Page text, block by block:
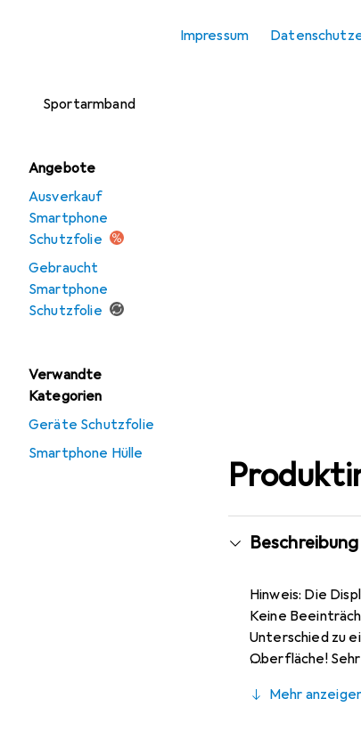
Impressum
Sportarmband
Angebote
Ausverkauf
Smartphone
Schutzfolie
Gebraucht
Smartphone
Schutzfolie
Verwandte
Kategorien
Geräte Schutzfolie
Smartphone Hülle
Beschreibung
Hinweis: Die
Keine
Unterschied zu
Oberfläche!
Kinderleichte
Mehr